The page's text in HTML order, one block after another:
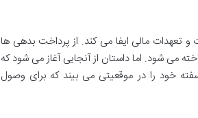
تعهدات مالی ایفا می کند. از پرداخت بدهی ها
می شود. اما داستان از آنجایی آغاز می شود که
خود را در موقعیتی می بیند که برای وصول